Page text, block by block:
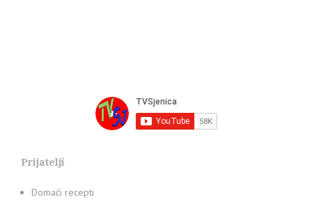
Prijatelji
Domaći recepti